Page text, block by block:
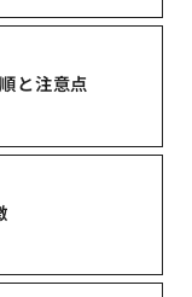
と注意点